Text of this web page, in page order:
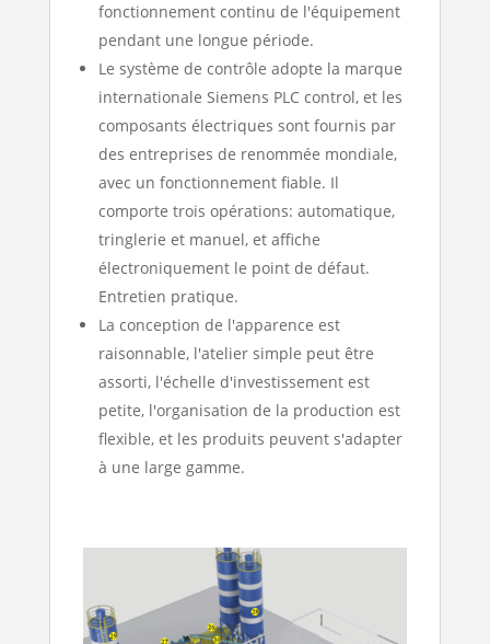
fonctionnement continu de l'équipement
pendant une longue période.
Le système de contrôle adopte la marque
internationale Siemens PLC control, et les
composants électriques sont fournis par
des entreprises de renommée mondiale,
avec un fonctionnement fiable. Il
comporte trois opérations: automatique,
tringlerie et manuel, et affiche
électroniquement le point de défaut.
Entretien pratique.
La conception de l'apparence est
raisonnable, l'atelier simple peut être
assorti, l'échelle d'investissement est
petite, l'organisation de la production est
flexible, et les produits peuvent s'adapter
à une large gamme.